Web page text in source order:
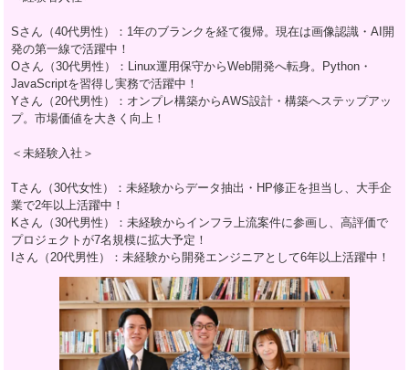
Sさん（40代男性）：1年のブランクを経て復帰。現在は画像認識・AI開
発の第一線で活躍中！
Oさん（30代男性）：Linux運用保守からWeb開発へ転身。Python・
JavaScriptを習得し実務で活躍中！
Yさん（20代男性）：オンプレ構築からAWS設計・構築へステップアッ
プ。市場価値を大きく向上！
＜未経験入社＞
Tさん（30代女性）：未経験からデータ抽出・HP修正を担当し、大手企
業で2年以上活躍中！
Kさん（30代男性）：未経験からインフラ上流案件に参画し、高評価で
プロジェクトが7名規模に拡大予定！
Iさん（20代男性）：未経験から開発エンジニアとして6年以上活躍中！